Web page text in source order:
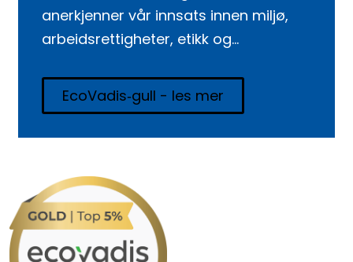
anerkjenner vår innsats innen miljø,
arbeidsrettigheter, etikk og
våre klimamål godkjent av Science
Based Targets-initiativet, i tråd med
Parisavtalen. Vi forplikter oss til å
med 46 % innen 2030, med 2019 som
referanseår. Bærekraft er en integrert
del av vår virksomhet – og vi jobber
målrettet for å bidra til positiv
EcoVadis‑gull - les mer